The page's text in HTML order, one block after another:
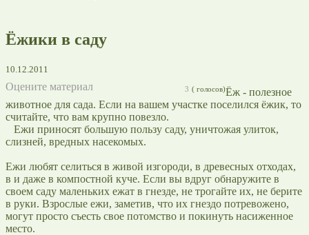
Ёжики в саду
10.12.2011
Оцените материал (
3 голосов)Ёж - полезное
животное для сада. Если на вашем участке поселился ёжик, то
считайте, что вам крупно повезло.
Ежи приносят большую пользу саду, уничтожая улиток,
слизней, вредных насекомых.
Ежи любят селиться в живой изгороди, в древесных отходах,
в и даже в компостной куче. Если вы вдруг обнаружите в
своем саду маленьких ежат в гнезде, не трогайте их, не берите
в руки. Взрослые ежи, заметив, что их гнездо потревожено,
могут просто съесть свое потомство и покинуть насиженное
место.